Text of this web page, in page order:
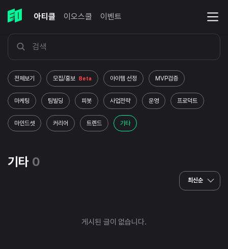
아티클 이오스쿨 이벤트
전체보기 모집/홍보 Beta 아이템 선정 MVP검증
마케팅 팀빌딩 피봇 사업전략 운영 프로덕트
마인드셋 커리어 트렌드 기타
기타 0
최신순
게시된 글이 없습니다.